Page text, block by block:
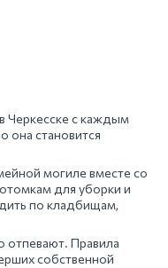
в Черкесске с каждым
она становится
могиле вместе со
для уборки и
по кладбищам,
отпевают. Правила
собственной